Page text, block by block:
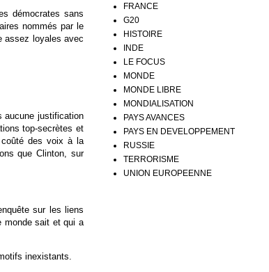
démocrates sans
nommés par le
assez loyales avec
aucune justification
top-secrètes et
coûté des voix à la
que Clinton, sur
sur les liens
monde sait et qui a
inexistants.
FRANCE
G20
HISTOIRE
INDE
LE FOCUS
MONDE
MONDE LIBRE
MONDIALISATION
PAYS AVANCES
PAYS EN DEVELOPPEMENT
RUSSIE
TERRORISME
UNION EUROPEENNE